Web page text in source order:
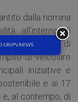
dalla nomina
all’interno di
una funzione di
di veicolare
iniziative e
e ai 17
e, al contempo, di